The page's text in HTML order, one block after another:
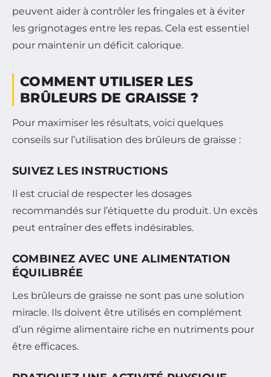
peuvent aider à contrôler les fringales et à éviter
les grignotages entre les repas. Cela est essentiel
pour maintenir un déficit calorique.
COMMENT UTILISER LES
BRÛLEURS DE GRAISSE ?
Pour maximiser les résultats, voici quelques
conseils sur l’utilisation des brûleurs de graisse :
SUIVEZ LES INSTRUCTIONS
Il est crucial de respecter les dosages
recommandés sur l’étiquette du produit. Un excès
peut entraîner des effets indésirables.
COMBINEZ AVEC UNE ALIMENTATION
ÉQUILIBRÉE
Les brûleurs de graisse ne sont pas une solution
miracle. Ils doivent être utilisés en complément
d’un régime alimentaire riche en nutriments pour
être efficaces.